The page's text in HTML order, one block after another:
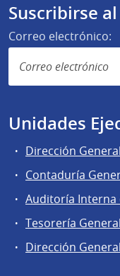
Suscribirse
Correo electrónico:
Unidades
Dirección
Contaduría
Auditoría Interna
Tesorería
Dirección